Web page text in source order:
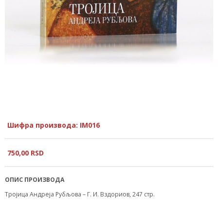
Шифра производа: IM016
750,00 RSD
ОПИС ПРОИЗВОДА
Тројица Андреја Рубљова – Г. И. Вздориов, 247 стр.